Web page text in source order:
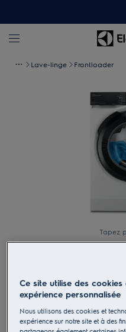
Lave-linge Frontloader
Tapez
WASL3IE5R0
AutoDose Lave-
A 10 kg 1600 rpm
Ce site utilise des
expérience personnalisée
Nous utilisons des cookies et
expérience sur notre site et à des